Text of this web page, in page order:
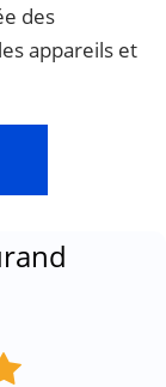
des
appareils et